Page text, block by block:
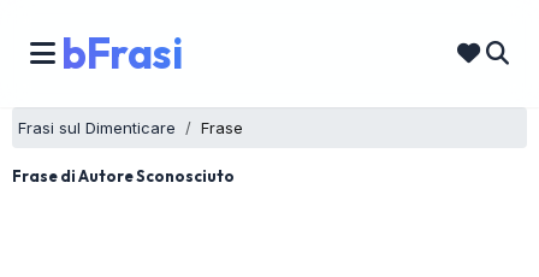
bFrasi
Frasi sul Dimenticare Frase
Frase di Autore Sconosciuto